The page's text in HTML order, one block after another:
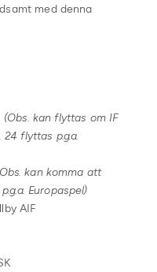
med denna
(Obs. kan flyttas om IF
flyttas p.g.a.
kan komma att
Europaspel)
AIF